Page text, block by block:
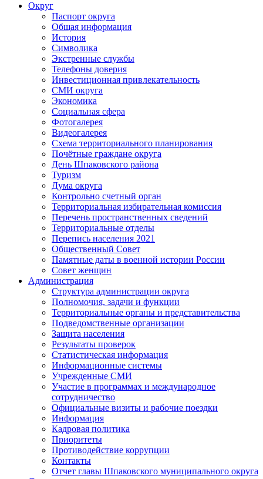
Округ
Паспорт округа
Общая информация
История
Символика
Экстренные службы
Телефоны доверия
Инвестиционная привлекательность
СМИ округа
Экономика
Социальная сфера
Фотогалерея
Видеогалерея
Схема территориального планирования
Почётные граждане округа
День Шпаковского района
Туризм
Дума округа
Контрольно счетный орган
Территориальная избирательная комиссия
Перечень пространственных сведений
Территориальные отделы
Перепись населения 2021
Общественный Совет
Памятные даты в военной истории России
Совет женщин
Администрация
Структура администрации округа
Полномочия, задачи и функции
Территориальные органы и представительства
Подведомственные организации
Защита населения
Результаты проверок
Статистическая информация
Информационные системы
Учрежденные СМИ
Участие в программах и международное
сотрудничество
Официальные визиты и рабочие поездки
Информация
Кадровая политика
Приоритеты
Противодействие коррупции
Контакты
Отчет главы Шпаковского муниципального округа